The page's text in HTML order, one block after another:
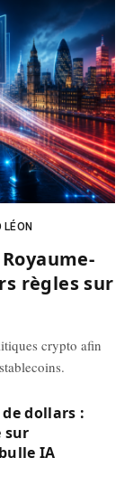
LÉON
règles sur
crypto afin
dollars :
sur
IA